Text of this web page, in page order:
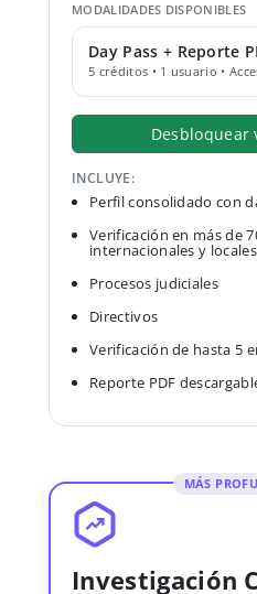
MODALIDADES DISPONIBLES
Day Pass + Reporte
5 créditos • 1 usuario •
Desbloquear
INCLUYE:
Perfil consolidado con
Verificación en más de
internacionales y locales
Procesos judiciales
Directivos
Verificación de hasta 5
Reporte PDF
MÁS
Investigación